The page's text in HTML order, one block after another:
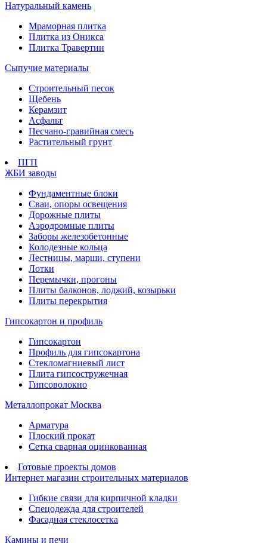
Натуральный камень
Мраморная плитка
Плитка из Оникса
Плитка Травертин
Сыпучие материалы
Строительный песок
Щебень
Керамзит
Асфальт
Песчано-гравийная смесь
Растительный грунт
ПГП
ЖБИ заводы
Фундаментные блоки
Сваи, опоры освещения
Дорожные плиты
Аэродромные плиты
Заборы железобетонные
Колодезные кольца
Лестницы, марши, ступени
Лотки
Перемычки, прогоны
Плиты балконов, лоджий, козырьки
Плиты перекрытия
Гипсокартон и профиль
Гипсокартон
Профиль для гипсокартона
Стекломагниевый лист
Плита гипсостружечная
Гипсоволокно
Металлопрокат Москва
Арматура
Плоский прокат
Сетка сварная оцинкованная
Готовые проекты домов
Интернет магазин строительных материалов
Гибкие связи для кирпичной кладки
Спецодежда для строителей
Фасадная стеклосетка
Камины и печи